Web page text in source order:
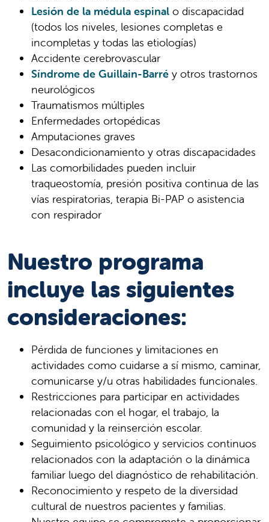
Lesión de la médula espinal o discapacidad
(todos los niveles, lesiones completas e
incompletas y todas las etiologías)
Accidente cerebrovascular
Síndrome de Guillain-Barré y otros trastornos
neurológicos
Traumatismos múltiples
Enfermedades ortopédicas
Amputaciones graves
Desacondicionamiento y otras discapacidades
Las comorbilidades pueden incluir
traqueostomía, presión positiva continua de las
vías respiratorias​​​​​​​, terapia Bi-PAP​​​​​​​ o asistencia
con respirador
Nuestro programa
incluye las siguientes
consideraciones:
Pérdida de funciones y limitaciones en
actividades como cuidarse a sí mismo, caminar,
comunicarse y/u otras habilidades funcionales.
Restricciones para participar en actividades
relacionadas con el hogar, el trabajo, la
comunidad y la reinserción escolar.
Seguimiento psicológico y servicios continuos
relacionados con la adaptación o la dinámica
familiar luego del diagnóstico de rehabilitación.
Reconocimiento y respeto de la diversidad
cultural de nuestros pacientes y familias.